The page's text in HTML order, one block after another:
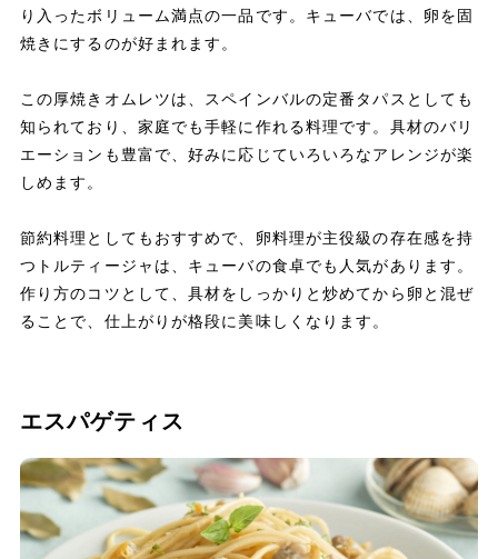
り入ったボリューム満点の一品です。キューバでは、卵を固
焼きにするのが好まれます。
この厚焼きオムレツは、スペインバルの定番タパスとしても
知られており、家庭でも手軽に作れる料理です。具材のバリ
エーションも豊富で、好みに応じていろいろなアレンジが楽
しめます。
節約料理としてもおすすめで、卵料理が主役級の存在感を持
つトルティージャは、キューバの食卓でも人気があります。
作り方のコツとして、具材をしっかりと炒めてから卵と混ぜ
ることで、仕上がりが格段に美味しくなります。
エスパゲティス